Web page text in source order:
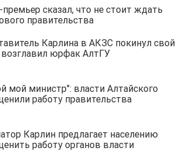
сказал, что не стоит ждать
правительства
Карлина в АКЗС покинул свой
возглавил юрфак АлтГУ
мой министр": власти Алтайского
работу правительства
Карлин предлагает населению
работу органов власти